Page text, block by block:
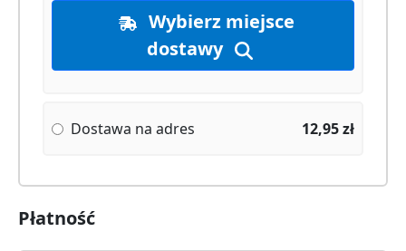
dostawy
Dostawa na adres 12,95zł
Płatność